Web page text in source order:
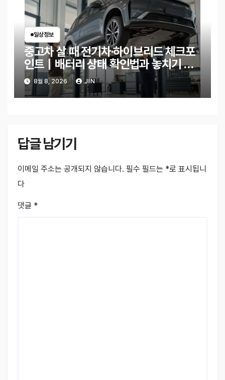
일상정보
중고차 살 때 전기차·하이브리드 체크포
인트｜배터리 상태 확인법과 놓치기 쉬
운 위험 신호
8월 8, 2026 JIN
답글 남기기
이메일 주소는 공개되지 않습니다. 필수 필드는 *로 표시됩니
다
댓글 *